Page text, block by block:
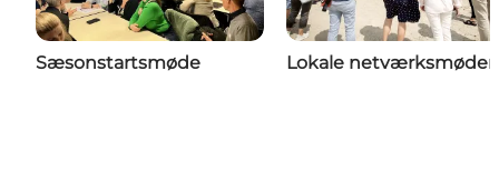
Sæsonstartsmøde Lokale netværksmøder